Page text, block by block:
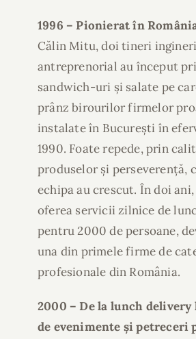
1996 – Pionierat în
Călin Mitu, doi tineri
antreprenorial au început
sandwich-uri și salate pe
prânz birourilor firmelor
instalate în București în
1990. Foate repede, prin
produselor și perseverență,
echipa au crescut. În doi
oferea servicii zilnice de
pentru 2000 de persoane,
una din primele firme de
profesionale din România.
2000 – De la lunch delivery
de evenimente și petreceri